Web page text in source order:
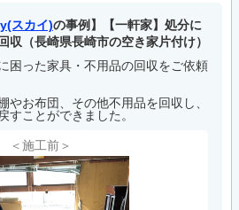
スカイ)の事例】【一軒家】処分に
収（長崎県長崎市の空き家片付け）
困った家具・不用品の回収をご依頼
やお布団、その他不用品を回収し、
すことができました。
＜施工前＞